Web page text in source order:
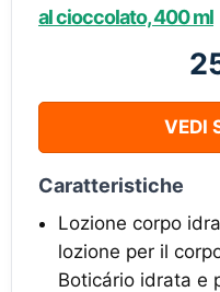
al cioccolato, 400 ml
VEDI
Caratteristiche
Lozione corpo
lozione per il
Boticário idrata e